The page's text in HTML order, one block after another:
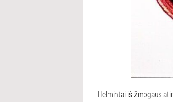
Helmintai iš žmogaus